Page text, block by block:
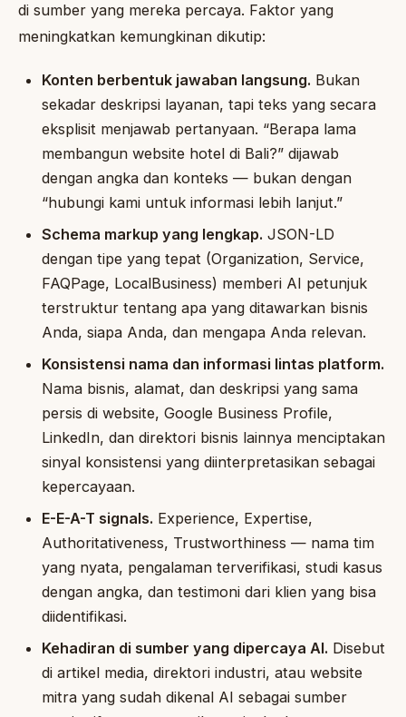
di sumber yang mereka percaya. Faktor yang
meningkatkan kemungkinan dikutip:
Konten berbentuk jawaban langsung. Bukan
sekadar deskripsi layanan, tapi teks yang secara
eksplisit menjawab pertanyaan. “Berapa lama
membangun website hotel di Bali?” dijawab
dengan angka dan konteks — bukan dengan
“hubungi kami untuk informasi lebih lanjut.”
Schema markup yang lengkap. JSON-LD
dengan tipe yang tepat (Organization, Service,
FAQPage, LocalBusiness) memberi AI petunjuk
terstruktur tentang apa yang ditawarkan bisnis
Anda, siapa Anda, dan mengapa Anda relevan.
Konsistensi nama dan informasi lintas platform.
Nama bisnis, alamat, dan deskripsi yang sama
persis di website, Google Business Profile,
LinkedIn, dan direktori bisnis lainnya menciptakan
sinyal konsistensi yang diinterpretasikan sebagai
kepercayaan.
E-E-A-T signals. Experience, Expertise,
Authoritativeness, Trustworthiness — nama tim
yang nyata, pengalaman terverifikasi, studi kasus
dengan angka, dan testimoni dari klien yang bisa
diidentifikasi.
Kehadiran di sumber yang dipercaya AI. Disebut
di artikel media, direktori industri, atau website
mitra yang sudah dikenal AI sebagai sumber